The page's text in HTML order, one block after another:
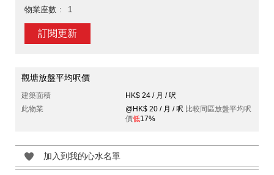
物業座數
1
訂閱更新
觀塘放盤平均呎價
建築面積
HK$ 24 / 月 / 呎
此物業
@HK$ 20 / 月 / 呎 比較同區放盤平均呎
價低17%
加入到我的心水名單